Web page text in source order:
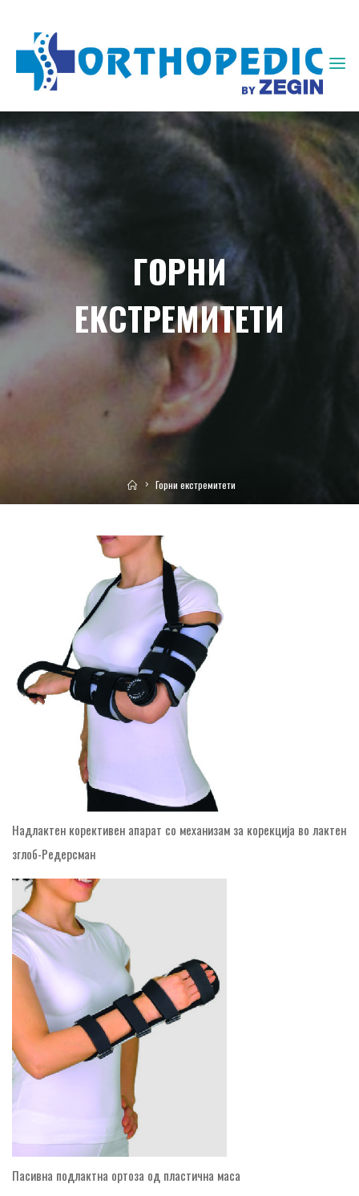
ЗЕГИН
ГОРНИ
ЕКСТРЕМИТЕТИ
HomeГорни екстремитети
Надлактен корективен апарат со механизам за корекција во лактен
зглоб-Редерсман
Пасивна подлактна ортоза од пластична маса